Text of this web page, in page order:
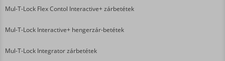
Mul-T-Lock Flex Contol Interactive+ zárbetétek
Mul-T-Lock Interactive+ hengerzár-betétek
Mul-T-Lock Integrator zárbetétek